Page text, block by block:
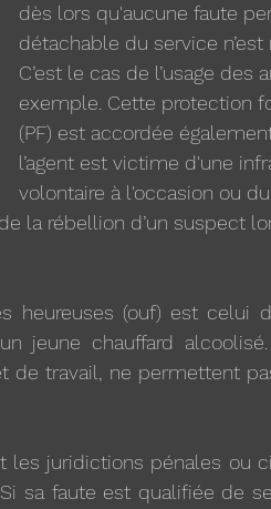
dès lors qu'aucune faute
détachable du service n’est
C’est le cas de l’usage des
exemple. Cette protection
(PF) est accordée
l’agent est victime d'une
volontaire à l'occasion ou
la rébellion d’un suspect
heureuses (ouf) est celui
jeune chauffard
de travail, ne permettent
les juridictions pénales ou
sa faute est qualifiée de